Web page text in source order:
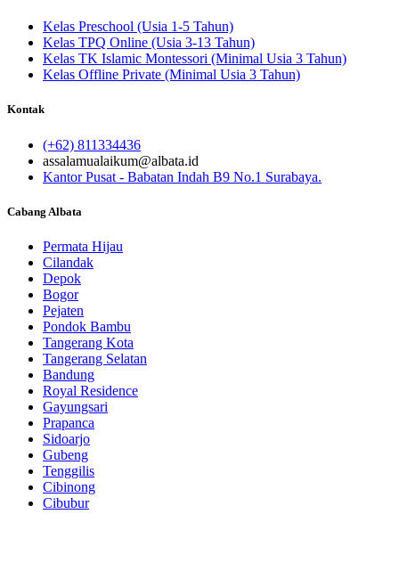
Kelas Preschool (Usia 1-5 Tahun)
Kelas TPQ Online (Usia 3-13 Tahun)
Kelas TK Islamic Montessori (Minimal Usia 3 Tahun)
Kelas Offline Private (Minimal Usia 3 Tahun)
Kontak
(+62) 811334436
assalamualaikum@albata.id
Kantor Pusat - Babatan Indah B9 No.1 Surabaya.
Cabang Albata
Permata Hijau
Cilandak
Depok
Bogor
Pejaten
Pondok Bambu
Tangerang Kota
Tangerang Selatan
Bandung
Royal Residence
Gayungsari
Prapanca
Sidoarjo
Gubeng
Tenggilis
Cibinong
Cibubur